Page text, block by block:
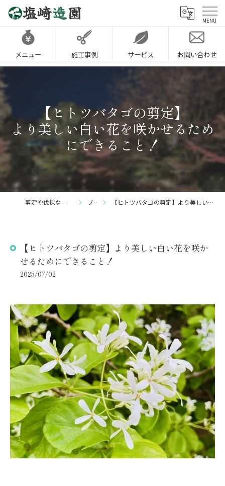
メニュー 施工事例 サービス お問い合わせ
【ヒトツバタゴの剪定】
より美しい白い花を咲かせるため
にできること！
剪定や伐採なら神戸市の塩崎造園 ブログ 【ヒトツバタゴの剪定】より美しい白い花を咲かせるためにできること！
【ヒトツバタゴの剪定】より美しい白い花を咲か
せるためにできること！
2025/07/02